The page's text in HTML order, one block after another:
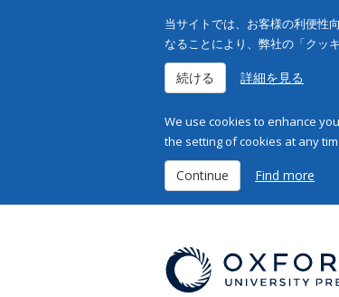
当サイトでは、お客様の利便性
なることにより、弊社の「クッ
続ける 詳細を見る
We use cookies to enhance
the setting of cookies at any
Continue Find more